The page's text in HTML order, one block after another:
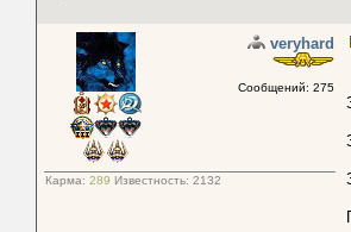
veryhard
Сообщений: 275
Карма: 289 Известность: 2132